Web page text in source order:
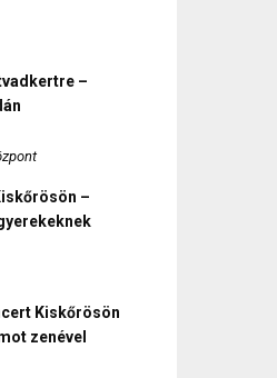
–
–
Kiskőrösön
zenével